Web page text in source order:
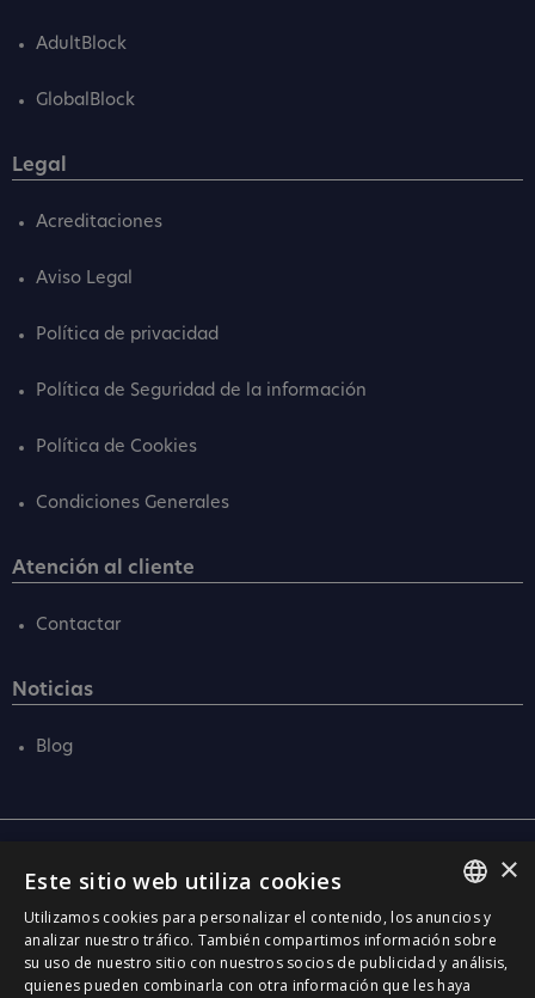
AdultBlock
GlobalBlock
Legal
Acreditaciones
Aviso Legal
Política de privacidad
Política de Seguridad de la información
Política de Cookies
Condiciones Generales
Atención al cliente
Contactar
Noticias
Blog
Central
08290 Cerdanyola Vallès
Barcelona (Spain)
SPANISH
CATALÀ
×
Este sitio web utiliza cookies
Utilizamos cookies para personalizar el contenido, los anuncios y
analizar nuestro tráfico. También compartimos información sobre
su uso de nuestro sitio con nuestros socios de publicidad y análisis,
quienes pueden combinarla con otra información que les haya